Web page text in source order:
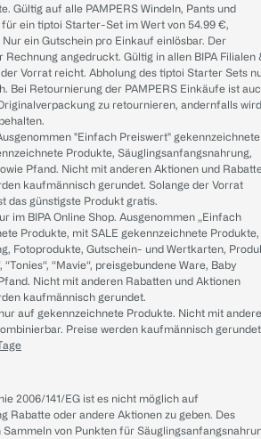
Gültig auf alle PAMPERS Windeln, Pants und
ein tiptoi Starter-Set im Wert von 54.99 €,
ein Gutschein pro Einkauf einlösbar. Der
angedruckt. Gültig in allen BIPA Filialen
Vorrat reicht. Abholung des tiptoi Starter Sets
Bei Retournierung der PAMPERS Einkäufe ist
zu retournieren, andernfalls wird
"Einfach Preiswert" gekennzeichnete
Produkte, Säuglingsanfangsnahrung,
Pfand. Nicht mit anderen Aktionen und
kaufmännisch gerundet. Solange der Vorrat
das günstigste Produkt gratis.
im BIPA Online Shop. Ausgenommen „Einfach
Produkte, mit SALE gekennzeichnete Produkte,
Fotoprodukte, Gutschein- und Wertkarten,
“Mavie“, preisgebundene Ware, Baby
Nicht mit anderen Rabatten und Aktionen
kaufmännisch gerundet.
auf gekennzeichnete Produkte. Nicht mit
Preise werden kaufmännisch
2006/141/EG ist es nicht möglich auf
Rabatte oder andere Aktionen zu geben. Des
von Punkten für